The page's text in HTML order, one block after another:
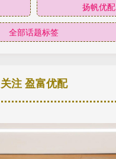
扬帆优配
全部话题标签
关注 盈富优配